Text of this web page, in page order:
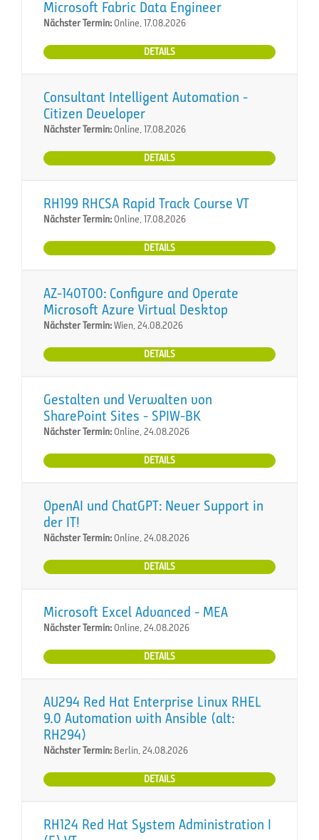
Microsoft Fabric Data Engineer
Nächster Termin:Online, 17.08.2026
DETAILS
Consultant Intelligent Automation -
Citizen Developer
Nächster Termin:Online, 17.08.2026
DETAILS
RH199 RHCSA Rapid Track Course VT
Nächster Termin:Online, 17.08.2026
DETAILS
AZ-140T00: Configure and Operate
Microsoft Azure Virtual Desktop
Nächster Termin:Wien, 24.08.2026
DETAILS
Gestalten und Verwalten von
SharePoint Sites - SPIW-BK
Nächster Termin:Online, 24.08.2026
DETAILS
OpenAI und ChatGPT: Neuer Support in
der IT!
Nächster Termin:Online, 24.08.2026
DETAILS
Microsoft Excel Advanced - MEA
Nächster Termin:Online, 24.08.2026
DETAILS
AU294 Red Hat Enterprise Linux RHEL
9.0 Automation with Ansible (alt:
RH294)
Nächster Termin: Berlin, 24.08.2026
DETAILS
RH124 Red Hat System Administration I